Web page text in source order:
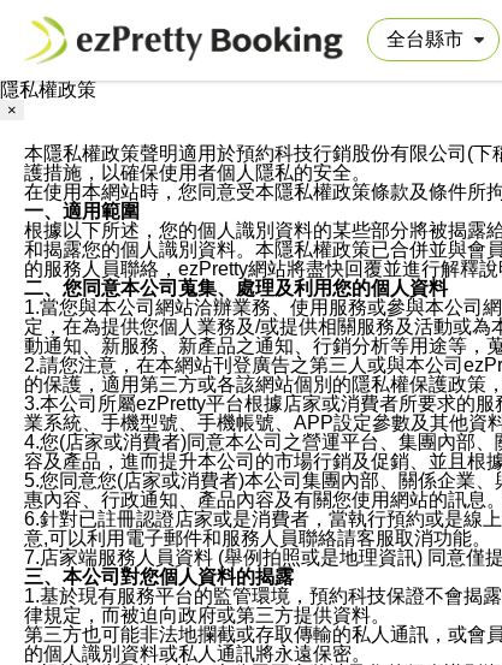
隱私權政策
×
本隱私權政策聲明適用於預約科技行銷股份有限公司(
護措施，以確保使用者個人隱私的安全。
在使用本網站時，您同意受本隱私權政策條款及條件所
一、適用範圍
根據以下所述，您的個人識別資料的某些部分將被揭露
和揭露您的個人識別資料。本隱私權政策已合併並與會
的服務人員聯絡，ezPretty網站將盡快回覆並進行解釋說
二、您同意本公司蒐集、處理及利用您的個人資料
1.當您與本公司網站洽辦業務、使用服務或參與本公司
定，在為提供您個人業務及/或提供相關服務及活動或
動通知、新服務、新產品之通知、行銷分析等用途等，
2.請您注意，在本網站刊登廣告之第三人或與本公司
的保護，適用第三方或各該網站個別的隱私權保護政策
3.本公司所屬ezPretty平台根據店家或消費者所要求的
業系統、手機型號、手機帳號、APP設定參數及其他資
4.您(店家或消費者)同意本公司之營運平台、集團內部
容及產品，進而提升本公司的市場行銷及促銷、並且根
5.您同意您(店家或消費者)本公司集團內部、關係企業
惠內容、行政通知、產品內容及有關您使用網站的訊息
6.針對已註冊認證店家或是消費者，當執行預約或是線
意,可以利用電子郵件和服務人員聯絡請客服取消功能。
7.店家端服務人員資料 (舉例拍照或是地理資訊) 同意僅
三、本公司對您個人資料的揭露
1.基於現有服務平台的監管環境，預約科技保證不會揭
律規定，而被迫向政府或第三方提供資料。
第三方也可能非法地攔截或存取傳輸的私人通訊，或會
的個人識別資料或私人通訊將永遠保密。